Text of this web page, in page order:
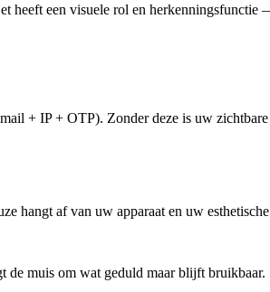
heeft een visuele rol en herkenningsfunctie
+ IP + OTP). Zonder deze is uw
hangt af van uw apparaat en uw
de muis om wat geduld maar blijft bruikbaar.